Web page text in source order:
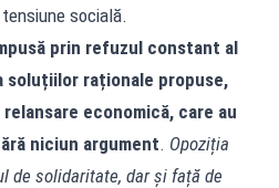
socială.
prin refuzul constant al
soluțiilor raționale propuse,
economică, care au
niciun argument. Opoziția
de solidaritate, dar și față de